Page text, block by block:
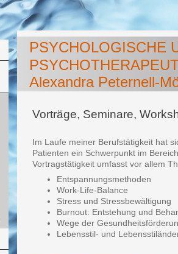
PSYCHOLOGISCHE
Alexandra Peternell-
Vorträge, Seminare,
Im Laufe meiner Berufstätigkeit hat
Patienten ein Schwerpunkt im
Vortragstätigkeit umfasst vor allem
Entspannungsmethoden
Work-Life-Balance
Stress und Stressbewältigung
Burnout: Entstehung und
Wege der
Lebensstil- und